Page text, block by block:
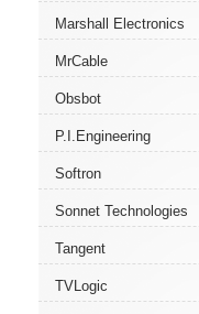
Marshall Electronics
MrCable
Obsbot
P.I.Engineering
Softron
Sonnet Technologies
Tangent
TVLogic